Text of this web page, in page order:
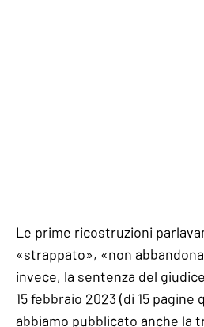
Le prime ricostruzioni
«strappato», «non
invece, la sentenza del
15 febbraio 2023 (di 15 pagine
abbiamo pubblicato anche la